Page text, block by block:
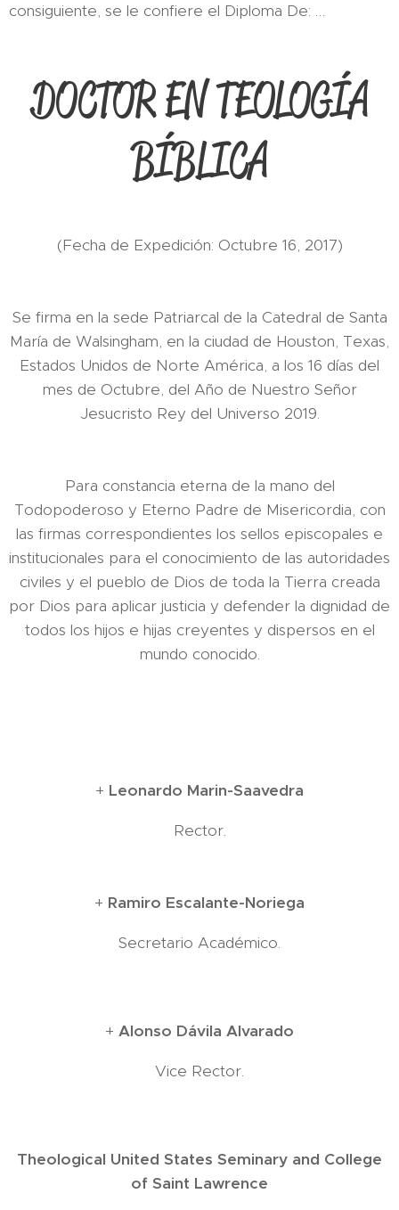
consiguiente, se le confiere el Diploma De: …
DOCTOR EN TEOLOGÍA
BÍBLICA
(Fecha de Expedición: Octubre 16, 2017)
Se firma en la sede Patriarcal de la Catedral de Santa
María de Walsingham, en la ciudad de Houston, Texas,
Estados Unidos de Norte América, a los 16 días del
mes de Octubre, del Año de Nuestro Señor
Jesucristo Rey del Universo 2019.
Para constancia eterna de la mano del
Todopoderoso y Eterno Padre de Misericordia, con
las firmas correspondientes los sellos episcopales e
institucionales para el conocimiento de las autoridades
civiles y el pueblo de Dios de toda la Tierra creada
por Dios para aplicar justicia y defender la dignidad de
todos los hijos e hijas creyentes y dispersos en el
mundo conocido.
+ Leonardo Marin-Saavedra
Rector.
+ Ramiro Escalante-Noriega
Secretario Académico.
+ Alonso Dávila Alvarado
Vice Rector.
Theological United States Seminary and College
of Saint Lawrence